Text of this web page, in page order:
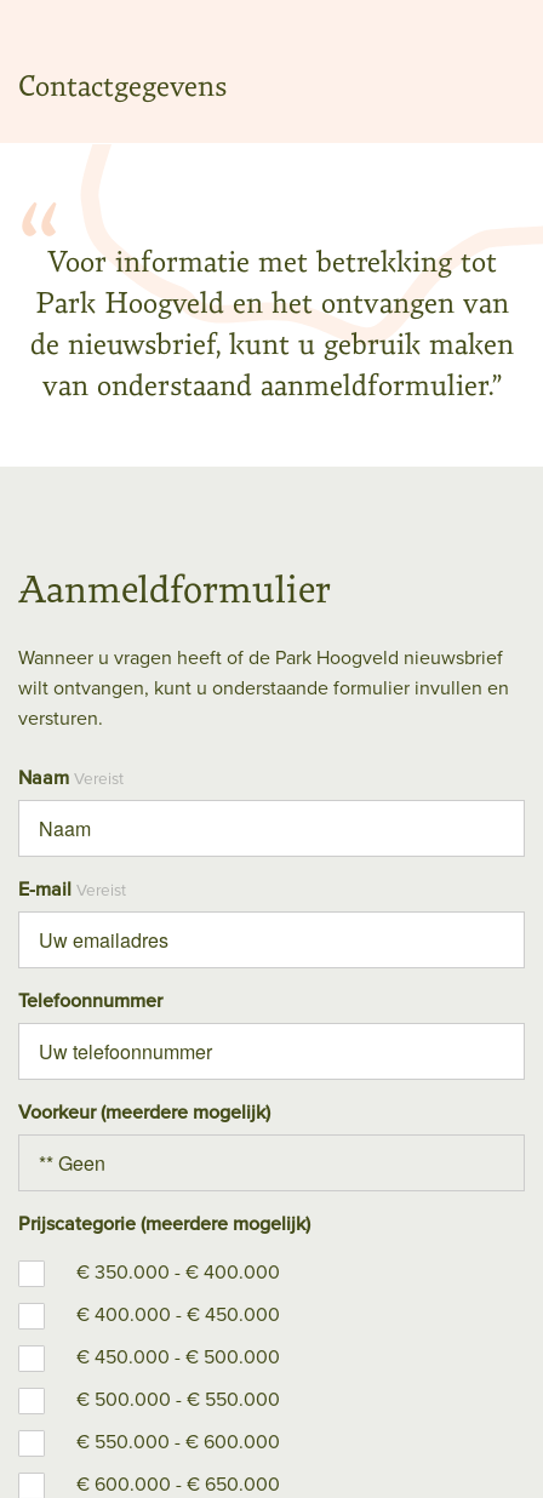
Contactgegevens
Voor informatie met betrekking tot
Park Hoogveld en het ontvangen van
de nieuwsbrief, kunt u gebruik maken
van onderstaand aanmeldformulier.”
Aanmeldformulier
Wanneer u vragen heeft of de Park Hoogveld nieuwsbrief
wilt ontvangen, kunt u onderstaande formulier invullen en
versturen.
Naam Vereist
E-mail Vereist
Telefoonnummer
Voorkeur (meerdere mogelijk)
Prijscategorie (meerdere mogelijk)
€ 350.000 - € 400.000
€ 400.000 - € 450.000
€ 450.000 - € 500.000
€ 500.000 - € 550.000
€ 550.000 - € 600.000
€ 600.000 - € 650.000